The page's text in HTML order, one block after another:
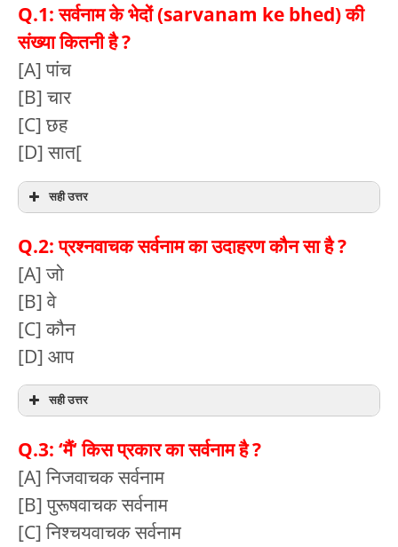
Q.1: सर्वनाम के भेदों (sarvanam ke bhed) की
संख्या कितनी है ?
[A] पांच
[B] चार
[C] छह
[D] सात[
सही उत्तर
Q.2: प्रश्नवाचक सर्वनाम का उदाहरण कौन सा है ?
[A] जो
[B] वे
[C] कौन
[D] आप
सही उत्तर
Q.3: ‘मैं‘ किस प्रकार का सर्वनाम है ?
[A] निजवाचक सर्वनाम
[B] पुरूषवाचक सर्वनाम
[C] निश्चयवाचक सर्वनाम